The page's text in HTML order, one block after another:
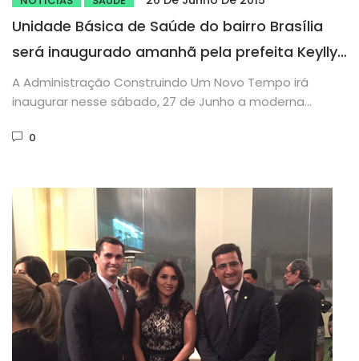
Unidade Básica de Saúde do bairro Brasília
será inaugurado amanhã pela prefeita Keylly
Noronha em Parambu
A Administração Construindo Um Novo Tempo irá
inaugurar nesse sábado, 27 de Junho a moderna
0